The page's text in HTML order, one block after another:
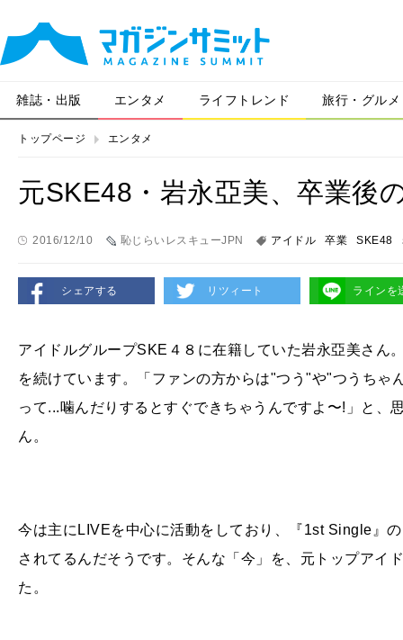
雑誌・出版 エンタメ ライフトレンド 旅行・グルメ
トップページ エンタメ
元SKE48・岩永亞美、卒業後
2016/12/10 恥じらいレスキューJPN アイドル 卒業 SKE48
シェアする リツィート ラインを
アイドルグループSKE４８に在籍していた岩永亞美さん
を続けています。「ファンの方からは"つう"や"つうちゃ
って...噛んだりするとすぐできちゃうんですよ〜!」と、
ん。
今は主にLIVEを中心に活動をしており、『1st Single』
されてるんだそうです。そんな「今」を、元トップア
た。